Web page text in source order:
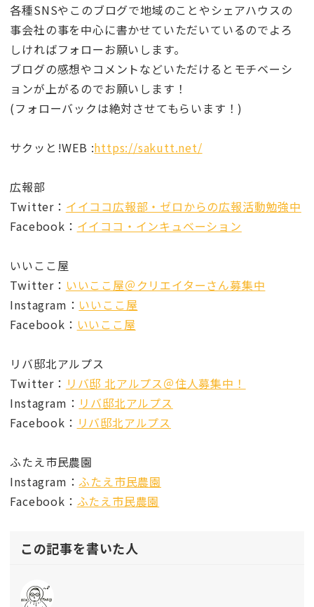
各種SNSやこのブログで地域のことやシェアハウスの
事会社の事を中心に書かせていただいているのでよろ
しければフォローお願いします。
ブログの感想やコメントなどいただけるとモチベーシ
ョンが上がるのでお願いします！
(フォローバックは絶対させてもらいます！)
サクッと!WEB :https://sakutt.net/
広報部
Twitter： イイココ広報部・ゼロからの広報活動勉強中
Facebook： イイココ・インキュベーション
いいここ屋
Twitter： いいここ屋＠クリエイターさん募集中
Instagram： いいここ屋
Facebook： いいここ屋
リバ邸北アルプス
Twitter： リバ邸 北アルプス＠住人募集中！
Instagram： リバ邸北アルプス
Facebook： リバ邸北アルプス
ふたえ市民農園
Instagram：ふたえ市民農園
Facebook： ふたえ市民農園
この記事を書いた人